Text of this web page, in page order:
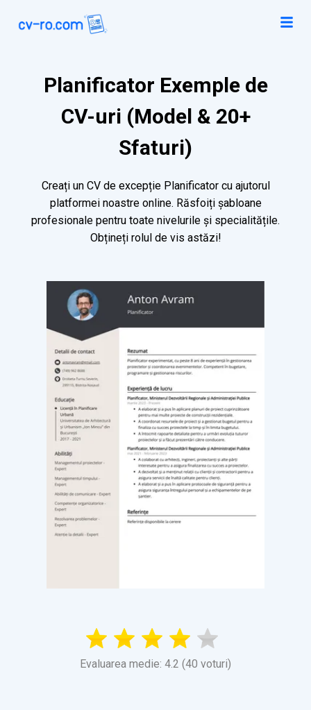
Planificator Exemple de
CV-uri (Model & 20+
Sfaturi)
Creați un CV de excepție Planificator cu ajutorul
platformei noastre online. Răsfoiți șabloane
profesionale pentru toate nivelurile și specialitățile.
Obțineți rolul de vis astăzi!
Evaluarea medie: 4.2 (40 voturi)